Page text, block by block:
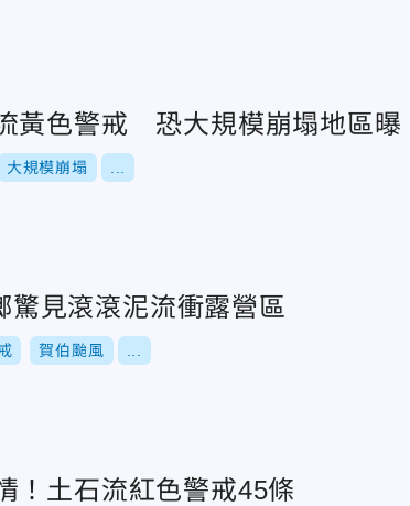
黃色警戒 恐大規模崩塌地區曝
大規模崩塌
驚見滾滾泥流衝露營區
賀伯颱風
！土石流紅色警戒45條